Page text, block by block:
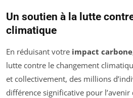
Un soutien à la lutte
climatique
En réduisant votre impact carbone
lutte contre le changement
et collectivement, des millions
différence significative pour